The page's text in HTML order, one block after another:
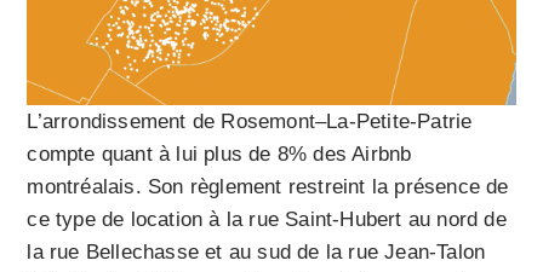
L’arrondissement de Rosemont–La-Petite-Patrie
compte quant à lui plus de 8% des Airbnb
montréalais. Son règlement restreint la présence de
ce type de location à la rue Saint-Hubert au nord de
la rue Bellechasse et au sud de la rue Jean-Talon